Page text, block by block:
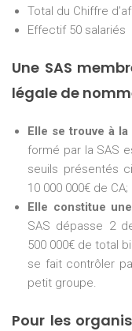
Total du Chiffre
Effectif 50 salariés
Une SAS
légale de
Elle se trouve à
formé par la SAS
seuils présentés
10 000 000€ de
Elle constitue
SAS dépasse 2
500 000€ de total
se fait contrôler
petit groupe.
Pour les